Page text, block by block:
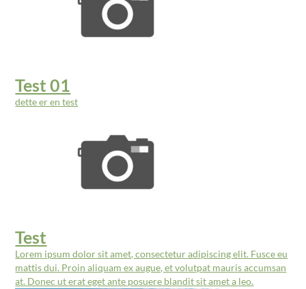
Test 01
dette er en test
Test
Lorem ipsum dolor sit amet, consectetur adipiscing elit. Fusce eu
mattis dui. Proin aliquam ex augue, et volutpat mauris accumsan
at. Donec ut erat eget ante posuere blandit sit amet a leo.